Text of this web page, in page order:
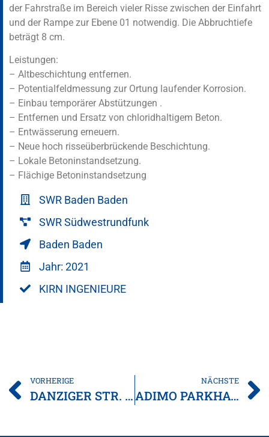
der Fahrstraße im Bereich vieler Risse zwischen der Einfahrt
und der Rampe zur Ebene 01 notwendig. Die Abbruchtiefe
beträgt 8 cm.
Leistungen:
– Altbeschichtung entfernen.
– Potentialfeldmessung zur Ortung laufender Korrosion.
– Einbau temporärer Abstützungen .
– Entfernen und Ersatz von chloridhaltigem Beton.
– Entwässerung erneuern.
– Neue hoch risseüberbrückende Beschichtung.
– Lokale Betoninstandsetzung.
– Flächige Betoninstandsetzung
SWR Baden Baden
SWR Südwestrundfunk
Baden Baden
Jahr: 2021
KIRN INGENIEURE
VORHERIGE
DANZIGER STR. 7-13 REICHBACH AN DER FILS
NÄCHSTE
ADIMO PARKHAUS CANNSTATTER STRASSE